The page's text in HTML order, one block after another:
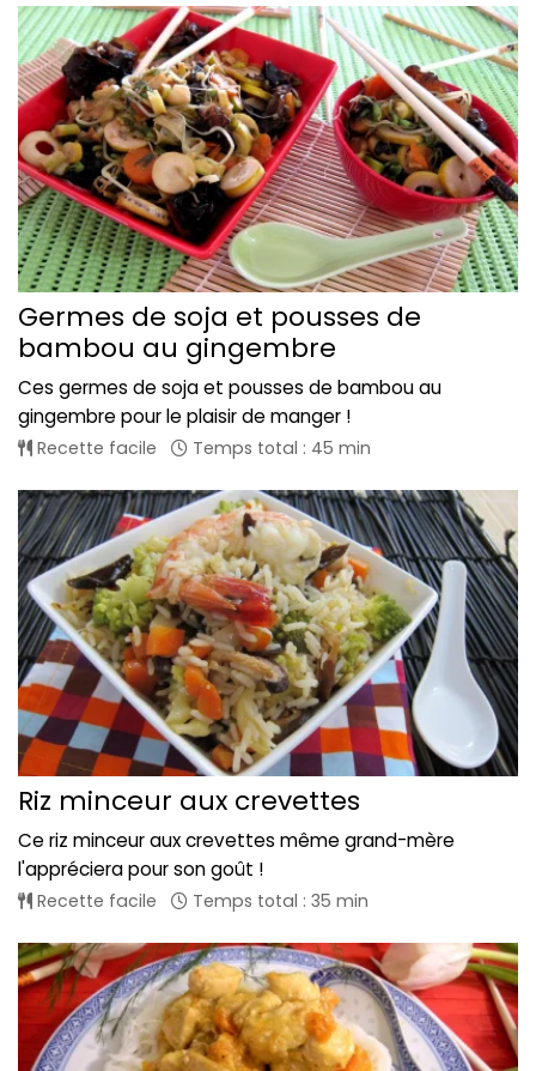
Germes de soja et pousses de
bambou au gingembre
Ces germes de soja et pousses de bambou au
gingembre pour le plaisir de manger !
Recette facile Temps total : 45 min
Riz minceur aux crevettes
Ce riz minceur aux crevettes même grand-mère
l'appréciera pour son goût !
Recette facile Temps total : 35 min